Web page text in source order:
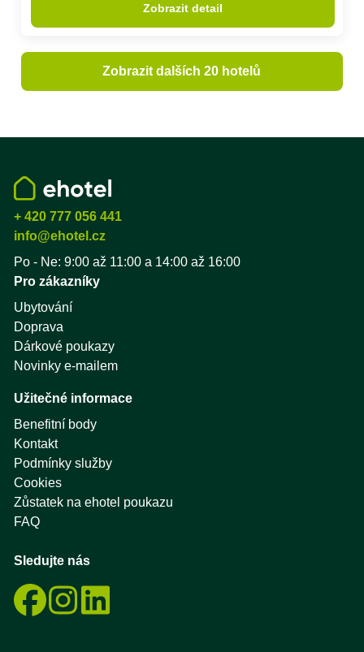
Zobrazit detail
Zobrazit dalších 20 hotelů
+ 420 777 056 441
info@ehotel.cz
Po - Ne: 9:00 až 11:00 a 14:00 až 16:00
Pro zákazníky
Ubytování
Doprava
Dárkové poukazy
Novinky e-mailem
Užitečné informace
Benefitní body
Kontakt
Podmínky služby
Cookies
Zůstatek na ehotel poukazu
FAQ
Sledujte nás